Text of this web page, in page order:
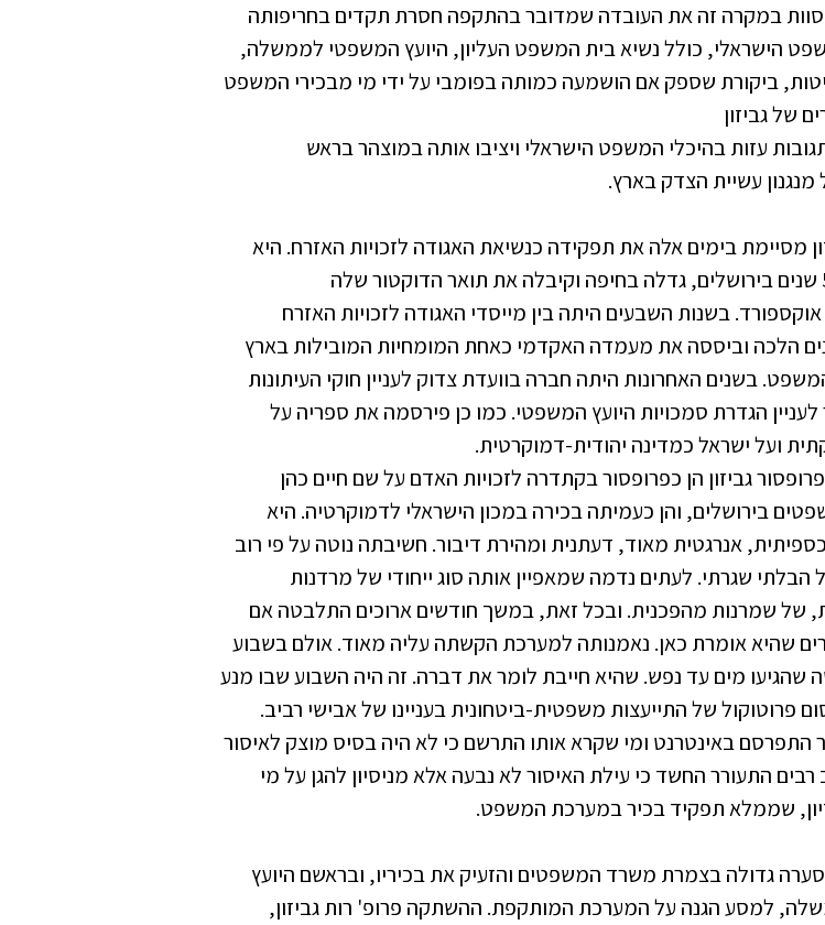
במקרה זה את העובדה שמדובר בהתקפה חסרת תקדים בחריפותה
הישראלי, כולל נשיא בית המשפט העליון, היועץ המשפטי לממשלה,
ביקורת שספק אם הושמעה כמותה בפומבי על ידי מי מבכירי המשפט
של גביזון
עזות בהיכלי המשפט הישראלי ויציבו אותה במוצהר בראש
מנגנון עשיית הצדק בארץ.
מסיימת בימים אלה את תפקידה כנשיאת האגודה לזכויות האזרח. היא
נולדה לפני 54 שנים בירושלים, גדלה בחיפה וקיבלה את תואר הדוקטור שלה
בשנות השבעים היתה בין מייסדי האגודה לזכויות האזרח
הלכה וביססה את מעמדה האקדמי כאחת המומחיות המובילות בארץ
בשנים האחרונות היתה חברה בוועדת צדוק לעניין חוקי העיתונות
לעניין הגדרת סמכויות היועץ המשפטי. כמו כן פירסמה את ספריה על
ועל ישראל כמדינה יהודית-דמוקרטית.
גביזון הן כפרופסור בקתדרה לזכויות האדם על שם חיים כהן
בירושלים, והן כעמיתה בכירה במכון הישראלי לדמוקרטיה. היא
אנרגטית מאוד, דעתנית ומהירת דיבור. חשיבתה נוטה על פי רוב
הבלתי שגרתי. לעתים נדמה שמאפיין אותה סוג ייחודי של מרדנות
של שמרנות מהפכנית. ובכל זאת, במשך חודשים ארוכים התלבטה אם
שהיא אומרת כאן. נאמנותה למערכת הקשתה עליה מאוד. אולם בשבוע
שהגיעו מים עד נפש. שהיא חייבת לומר את דברה. זה היה השבוע שבו מנע
פרוטוקול של התייעצות משפטית-ביטחונית בעניינו של אבישי רביב.
באינטרנט ומי שקרא אותו התרשם כי לא היה בסיס מוצק לאיסור
התעורר החשד כי עילת האיסור לא נבעה אלא מניסיון להגן על מי
שממלא תפקיד בכיר במערכת המשפט.
גדולה בצמרת משרד המשפטים והזעיק את בכיריו, ובראשם היועץ
למסע הגנה על המערכת המותקפת. ההשתקה פרופ' רות גביזון,